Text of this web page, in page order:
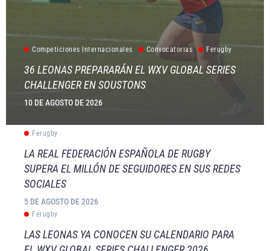
Competiciones Internacionales Convocatorias Ferugby
36 LEONAS PREPARARÁN EL WXV GLOBAL SERIES
CHALLENGER EN SOUSTONS
10 DE AGOSTO DE 2026
Ferugby
LA REAL FEDERACIÓN ESPAÑOLA DE RUGBY
SUPERA EL MILLÓN DE SEGUIDORES EN SUS REDES
SOCIALES
5 DE AGOSTO DE 2026
Ferugby
LAS LEONAS YA CONOCEN SU CALENDARIO PARA